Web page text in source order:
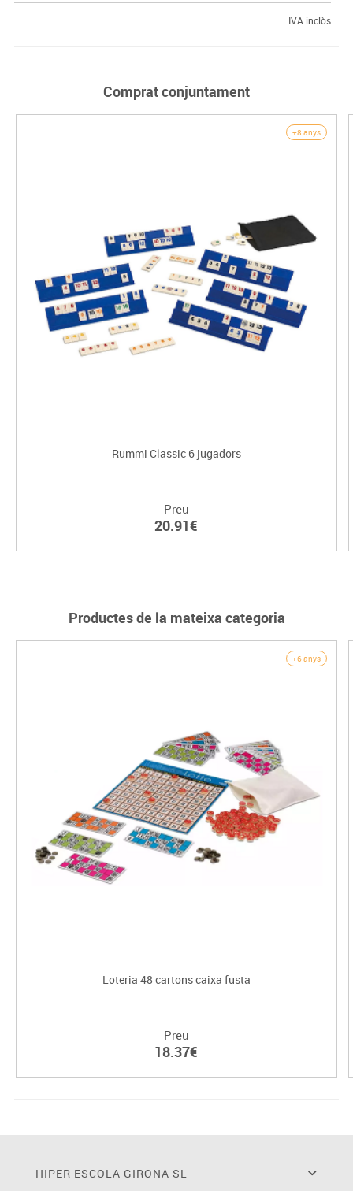
IVA inclòs
Comprat conjuntament
+8 anys
Rummi Classic 6 jugadors
Preu
20.91€
Productes de la mateixa categoria
+6 anys
Loteria 48 cartons caixa fusta
Preu
18.37€
HIPER ESCOLA GIRONA SL